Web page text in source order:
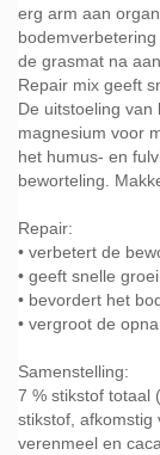
erg arm aan
de grasmat na
Repair mix geeft
De uitstoeling
magnesium voor
het humus- en
beworteling.
Repair:
• verbetert de
• geeft snelle
• bevordert het
• vergroot de
Samenstelling:
7 % stikstof totaal
stikstof, afkomstig
verenmeel en